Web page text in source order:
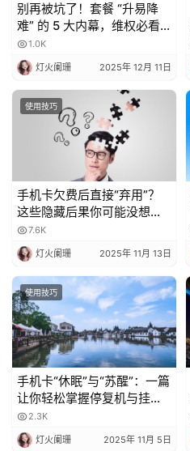
别再被坑了！套餐 “升易降
难” 的 5 大内幕，维权必看
💥1.0K
灯火阑珊 2025年 12月 11日
使用技巧
手机卡欠费后直接“弃用”？
这些隐藏后果你可能没想
到！
7.6K
灯火阑珊 2025年 11月 13日
使用技巧
手机卡“休眠”与“苏醒”：一篇
让你轻松掌握停复机与挂失
的科普指南
2.3K
灯火阑珊 2025年 11月 5日